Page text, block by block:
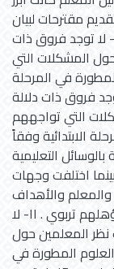
مقترحات لبيان
كيفية استخدام دليل المعلم وكتاب الطالب. ٩- لا توجد فروق ذات
المشكلات التي
في المرحلة
التخصص ١٠- لات وجد فروق ذات دلالة
التي تواجههم
الابتدائية وفقاً
التعليمية
اختلفت وجهات
والأهداف
التعليمية والمحتوى وكانت لصالح الذين مؤهلهم تربوي . ١١- لا
نظر المعلمين حول
المطورة في